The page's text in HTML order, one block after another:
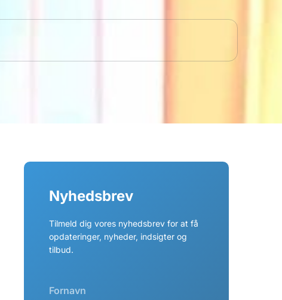
Nyhedsbrev
Tilmeld dig vores nyhedsbrev for at få
opdateringer, nyheder, indsigter og
tilbud.